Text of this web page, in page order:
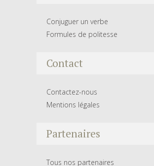
Conjuguer un verbe
Formules de politesse
Contact
Contactez-nous
Mentions légales
Partenaires
Tous nos partenaires